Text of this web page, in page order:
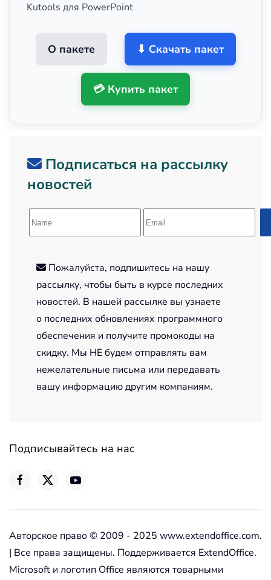
Kutools для PowerPoint
О пакете ⬇ Скачать пакет
💳 Купить пакет
Подписаться на рассылку
новостей
Пожалуйста, подпишитесь на нашу
рассылку, чтобы быть в курсе последних
новостей. В нашей рассылке вы узнаете
о последних обновлениях программного
обеспечения и получите промокоды на
скидку. Мы НЕ будем отправлять вам
нежелательные письма или передавать
вашу информацию другим компаниям.
Подписывайтесь на нас
Авторское право © 2009 - 2025 www.extendoffice.com.
| Все права защищены. Поддерживается ExtendOffice.
Microsoft и логотип Office являются товарными